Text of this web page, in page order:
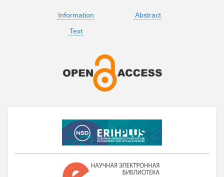
Information
Abstract
Text